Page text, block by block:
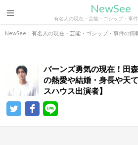
NewSee
有名人の現在・芸能・ゴシップ・事
NewSee｜有名人の現在・芸能・ゴシップ・事件の情
バーンズ勇気の現在！田
の熱愛や結婚・身長や天
スハウス出演者】